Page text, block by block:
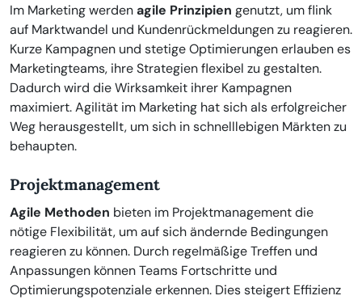
Im Marketing werdenagile Prinzipien genutzt, um flink
auf Marktwandel und Kundenrückmeldungen zu reagieren.
Kurze Kampagnen und stetige Optimierungen erlauben es
Marketingteams, ihre Strategien flexibel zu gestalten.
Dadurch wird die Wirksamkeit ihrer Kampagnen
maximiert. Agilität im Marketing hat sich als erfolgreicher
Weg herausgestellt, um sich in schnelllebigen Märkten zu
behaupten.
Projektmanagement
Agile Methoden bieten im Projektmanagement die
nötige Flexibilität, um auf sich ändernde Bedingungen
reagieren zu können. Durch regelmäßige Treffen und
Anpassungen können Teams Fortschritte und
Optimierungspotenziale erkennen. Dies steigert Effizienz